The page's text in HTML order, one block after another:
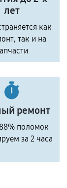
лет
как
так и на
ремонт
поломок
за 2 часа